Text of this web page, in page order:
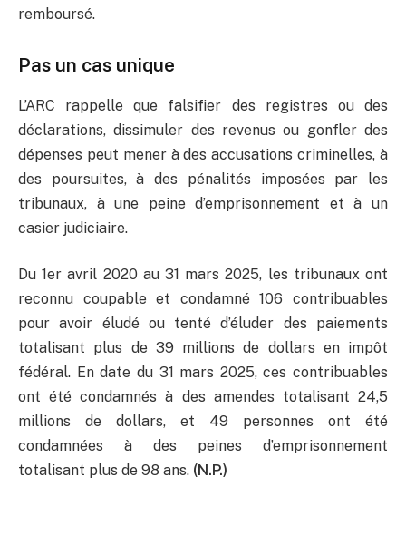
remboursé.
Pas un cas unique
L’ARC rappelle que falsifier des registres ou des
déclarations, dissimuler des revenus ou gonfler des
dépenses peut mener à des accusations criminelles, à
des poursuites, à des pénalités imposées par les
tribunaux, à une peine d’emprisonnement et à un
casier judiciaire.
Du 1er avril 2020 au 31 mars 2025, les tribunaux ont
reconnu coupable et condamné 106 contribuables
pour avoir éludé ou tenté d’éluder des paiements
totalisant plus de 39 millions de dollars en impôt
fédéral. En date du 31 mars 2025, ces contribuables
ont été condamnés à des amendes totalisant 24,5
millions de dollars, et 49 personnes ont été
condamnées à des peines d’emprisonnement
totalisant plus de 98 ans. (N.P.)